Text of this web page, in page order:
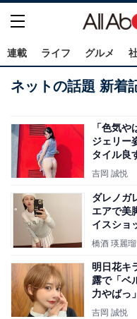
連載 ライフ グルメ
ネットの話題 新着
「色気
ジェリー
タイル良
吉岡 誠悦
ダレノガ
エアで美
イスショ
橋酒 瑛麗瑠
明日花キ
露で「ベ
力やばっ
吉岡 誠悦